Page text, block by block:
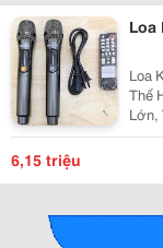
Loa
Loa
Thế
Lớn,
6,15 triệu